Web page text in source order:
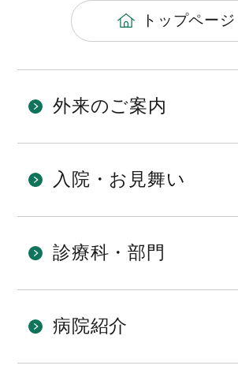
トップページ
外来のご案内
入院・お見舞い
診療科・部門
病院紹介